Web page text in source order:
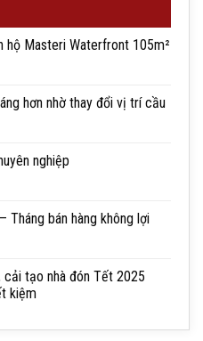
hộ Masteri Waterfront 105m²
hơn nhờ thay đổi vị trí cầu
nghiệp
Tháng bán hàng không lợi
tạo nhà đón Tết 2025
kiệm